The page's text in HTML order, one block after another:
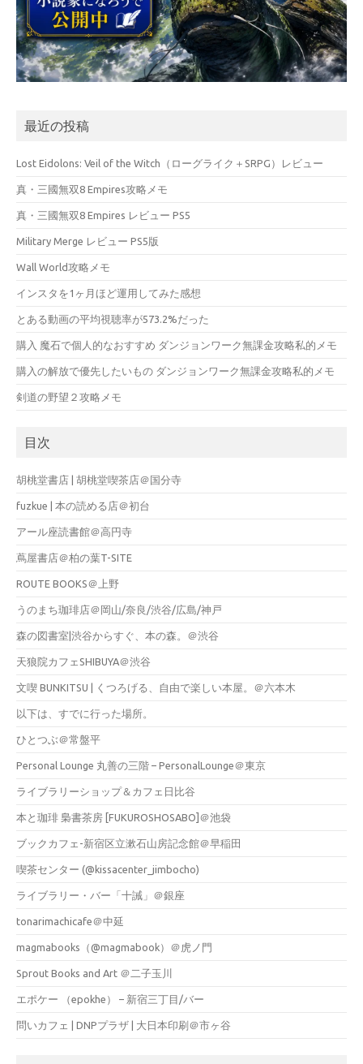
最近の投稿
Lost Eidolons: Veil of the Witch（ローグライク＋SRPG）レビュー
真・三國無双8 Empires攻略メモ
真・三國無双8 Empires レビュー PS5
Military Merge レビュー PS5版
Wall World攻略メモ
インスタを1ヶ月ほど運用してみた感想
とある動画の平均視聴率が573.2%だった
購入 魔石で個人的なおすすめ ダンジョンワーク無課金攻略私的メモ
購入の解放で優先したいもの ダンジョンワーク無課金攻略私的メモ
剣道の野望２攻略メモ
目次
胡桃堂書店 | 胡桃堂喫茶店＠国分寺
fuzkue | 本の読める店＠初台
アール座読書館＠高円寺
蔦屋書店＠柏の葉T-SITE
ROUTE BOOKS＠上野
うのまち珈琲店＠岡山/奈良/渋谷/広島/神戸
森の図書室|渋谷からすぐ、本の森。＠渋谷
天狼院カフェSHIBUYA＠渋谷
文喫 BUNKITSU | くつろげる、自由で楽しい本屋。＠六本木
以下は、すでに行った場所。
ひとつぶ＠常盤平
Personal Lounge 丸善の三階 – PersonalLounge＠東京
ライブラリーショップ＆カフェ日比谷
本と珈琲 梟書茶房 [FUKUROSHOSABO]＠池袋
ブックカフェ-新宿区立漱石山房記念館＠早稲田
喫茶センター (@kissacenter_jimbocho)
ライブラリー・バー「十誡」＠銀座
tonarimachicafe＠中延
magmabooks（@magmabook）＠虎ノ門
Sprout Books and Art ＠二子玉川
エポケー （epokhe） – 新宿三丁目/バー
問いカフェ | DNPプラザ | 大日本印刷＠市ヶ谷